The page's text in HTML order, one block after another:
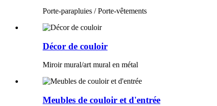
Porte-parapluies / Porte-vêtements
Décor de couloir
Miroir mural/art mural en métal
Meubles de couloir et d'entrée